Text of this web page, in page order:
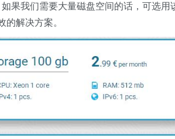
果我们需要大量磁盘空间的话，可选
的解决方案。